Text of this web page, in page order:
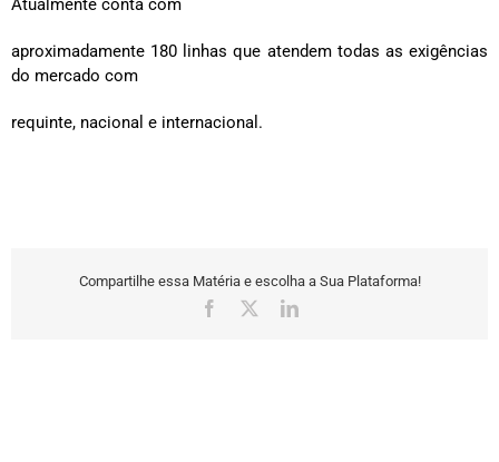
Atualmente conta com
aproximadamente 180 linhas que atendem todas as exigências
do mercado com
requinte, nacional e internacional.
Compartilhe essa Matéria e escolha a Sua Plataforma!
Facebook LinkedIn